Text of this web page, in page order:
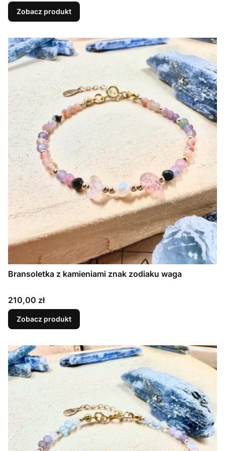
Zobacz produkt
Bransoletka z kamieniami znak zodiaku waga
Cena
210,00 zł
Zobacz produkt